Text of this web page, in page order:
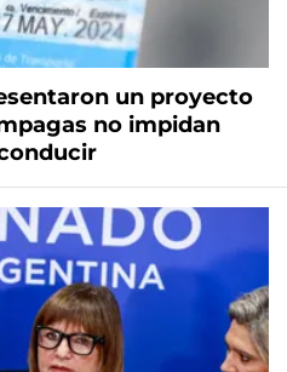
un proyecto
no impidan